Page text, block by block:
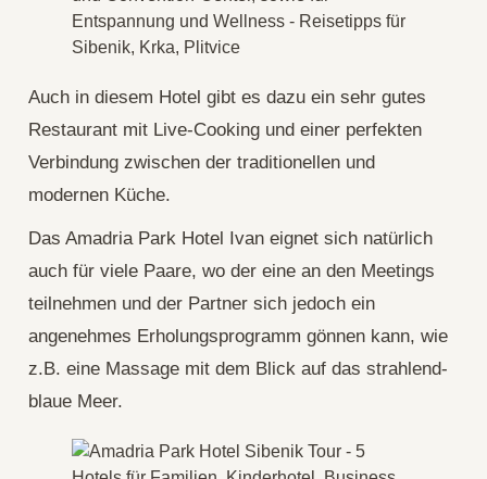
Auch in diesem Hotel gibt es dazu ein sehr gutes
Restaurant mit Live-Cooking und einer perfekten
Verbindung zwischen der traditionellen und
modernen Küche.
Das Amadria Park Hotel Ivan eignet sich natürlich
auch für viele Paare, wo der eine an den Meetings
teilnehmen und der Partner sich jedoch ein
angenehmes Erholungsprogramm gönnen kann, wie
z.B. eine Massage mit dem Blick auf das strahlend-
blaue Meer.